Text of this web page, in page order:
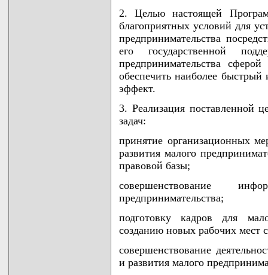
2. Целью настоящей
благоприятных условий для
предпринимательства
его государственной
предпринимательства
обеспечить наиболее быстрый
эффект.
3. Реализация поставленной
задач:
принятие организационных
развития малого
правовой базы;
совершенствование
предпринимательства;
подготовку кадров для
созданию новых рабочих мест
совершенствование
и развития малого